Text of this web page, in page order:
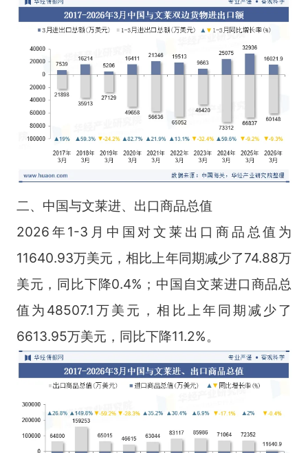
二、中国与文莱进、出口商品总值
2026年1-3月中国对文莱出口商品总值为
11640.93万美元，相比上年同期减少了74.88万
美元，同比下降0.4%；中国自文莱进口商品总
值为48507.1万美元，相比上年同期减少了
6613.95万美元，同比下降11.2%。